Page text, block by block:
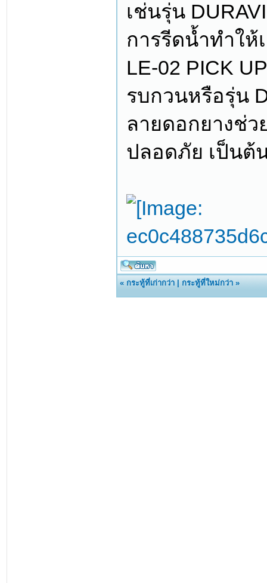
เช่นรุ่น
การรีดน้ำทำให้
LE-02 PICK
รบกวนหรือรุ่น
ลายดอกยางช่
ปลอดภัย เป็นต้
«กระทู้ที่เก่ากว่า |กระทู้ที่ใหม่กว่า »